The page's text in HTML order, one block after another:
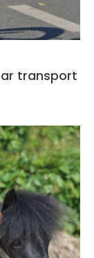
transport